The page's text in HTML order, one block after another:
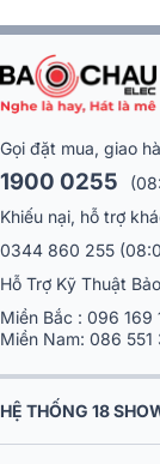
Gọi đặt mua, giao
1900 0255
Khiếu nại, hỗ trợ
0344 860 255
Hỗ Trợ Kỹ Thuật
Miền Bắc : 096 169
Miền Nam: 086 551
HỆ THỐNG 18